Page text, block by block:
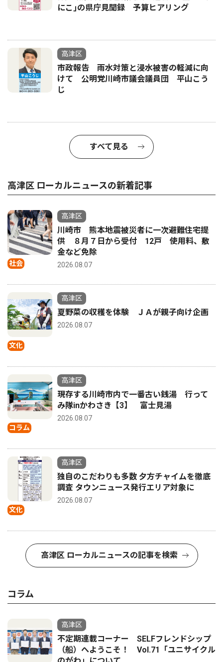
にこ｣の県庁見聞録 予算ヒアリング
高津区
市政報告 雨水対策と浸水被害の軽減に向
けて 公明党川崎市議会議員団 平山こう
じ
すべて見る
高津区 ローカルニュースの新着記事
社会
高津区
川崎市 熊本地震被災者に一次避難住宅提
供 ８月７日から受付 12戸 使用料、敷
金など免除
2026.08.07
文化
高津区
夏野菜の収穫を体験 ＪＡが親子向け企画
2026.08.07
コラム
高津区
現存する川崎市内で一番古い銭湯 行って
み隊inかわさき【3】 富士見湯
2026.08.07
文化
高津区
独自のこだわりも多数 夕方チャイムを徹底
調査 タウンニュース発行エリア対象に
2026.08.07
高津区 ローカルニュースの記事を検索
コラム
高津区
不定期連載コーナー SELFフレンドシップ
（船）へようこそ！ Vol.71「ユニサイクル